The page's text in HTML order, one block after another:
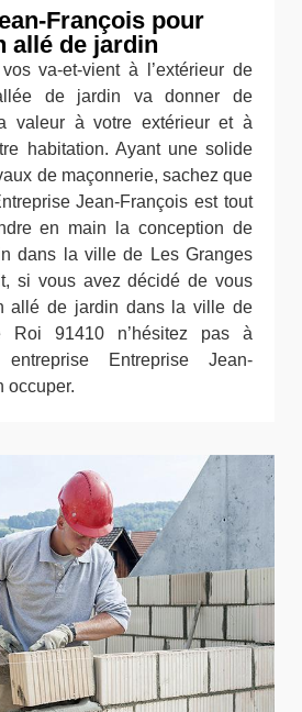
François pour
allé de jardin
va-et-vient à l’extérieur de
de jardin va donner de
valeur à votre extérieur et à
habitation. Ayant une solide
de maçonnerie, sachez que
Jean-François est tout
en main la conception de
dans la ville de Les Granges
si vous avez décidé de vous
allé de jardin dans la ville de
Roi 91410 n’hésitez pas à
Entreprise Jean-
occuper.